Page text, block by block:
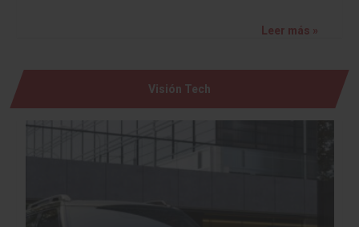
Leer más »
Visión Tech